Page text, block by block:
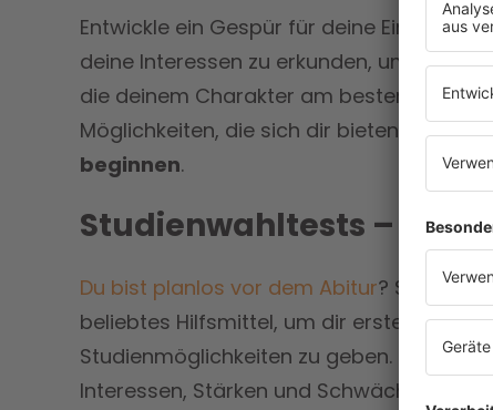
Entwickle ein Gespür für deine
deine Interessen zu erkunden, um die
die deinem Charakter am besten
Möglichkeiten, die sich dir bieten, um
beginnen.
Studienwahltests – Ein
Du bist planlos vor dem Abitur?
beliebtes Hilfsmittel, um dir erste
Studienmöglichkeiten zu geben. Diese
Interessen, Stärken und Schwächen,